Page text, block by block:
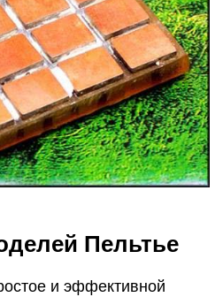
Пельтье
и эффективной